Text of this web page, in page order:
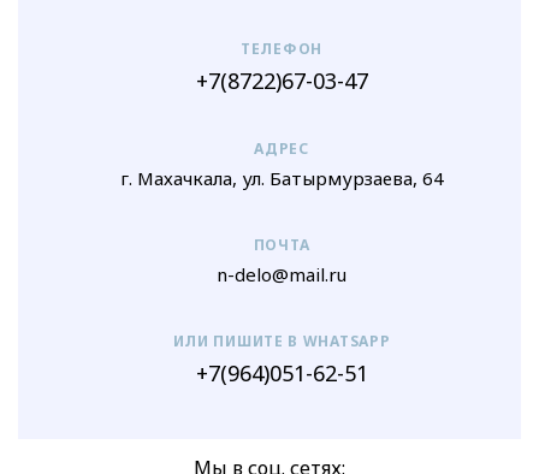
ТЕЛЕФОН
+7(8722)67-03-47
АДРЕС
г. Махачкала, ул. Батырмурзаева, 64
ПОЧТА
n-delo@mail.ru
ИЛИ ПИШИТЕ В WHATSAPP
+7(964)051-62-51
Мы в соц. сетях: